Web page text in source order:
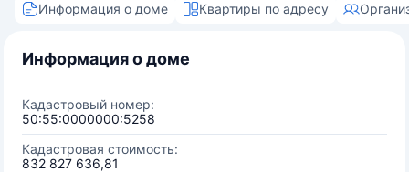
Информация о доме Квартиры по адресу
Информация о доме
Кадастровый номер:
50:55:0000000:5258
Кадастровая стоимость:
832 827 636,81